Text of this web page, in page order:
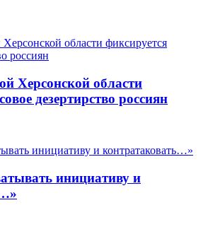
Херсонской области
дезертирство россиян
инициативу и